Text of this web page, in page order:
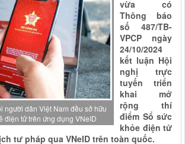
người dân Việt Nam đều sở hữu
điện tử trên ứng dụng VNeID
vừa có
Thông báo
số 487/TB-
VPCP ngày
24/10/2024
kết luận Hội
nghị trực
tuyến triển
khai mở
rộng thí
điểm Sổ sức
khỏe điện tử
tư pháp qua VNeID trên toàn quốc.